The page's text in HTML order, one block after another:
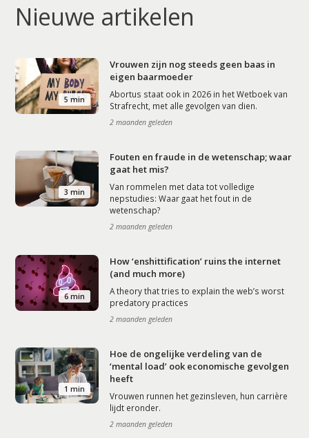
Nieuwe artikelen
5 min
Vrouwen zijn nog steeds geen baas in
eigen baarmoeder
Abortus staat ook in 2026 in het Wetboek van
Strafrecht, met alle gevolgen van dien.
2 maanden geleden
3 min
Fouten en fraude in de wetenschap; waar
gaat het mis?
Van rommelen met data tot volledige
nepstudies: Waar gaat het fout in de
wetenschap?
2 maanden geleden
6 min
How ‘enshittification’ ruins the internet
(and much more)
A theory that tries to explain the web’s worst
predatory practices
2 maanden geleden
1 min
Hoe de ongelijke verdeling van de
‘mental load’ ook economische gevolgen
heeft
Vrouwen runnen het gezinsleven, hun carrière
lijdt eronder.
2 maanden geleden